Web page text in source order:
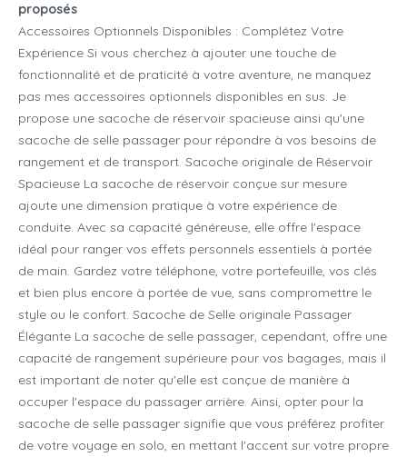
proposés
Accessoires Optionnels Disponibles : Complétez Votre
Expérience Si vous cherchez à ajouter une touche de
fonctionnalité et de praticité à votre aventure, ne manquez
pas mes accessoires optionnels disponibles en sus. Je
propose une sacoche de réservoir spacieuse ainsi qu'une
sacoche de selle passager pour répondre à vos besoins de
rangement et de transport. Sacoche originale de Réservoir
Spacieuse La sacoche de réservoir conçue sur mesure
ajoute une dimension pratique à votre expérience de
conduite. Avec sa capacité généreuse, elle offre l'espace
idéal pour ranger vos effets personnels essentiels à portée
de main. Gardez votre téléphone, votre portefeuille, vos clés
et bien plus encore à portée de vue, sans compromettre le
style ou le confort. Sacoche de Selle originale Passager
Élégante La sacoche de selle passager, cependant, offre une
capacité de rangement supérieure pour vos bagages, mais il
est important de noter qu'elle est conçue de manière à
occuper l'espace du passager arrière. Ainsi, opter pour la
sacoche de selle passager signifie que vous préférez profiter
de votre voyage en solo, en mettant l'accent sur votre propre